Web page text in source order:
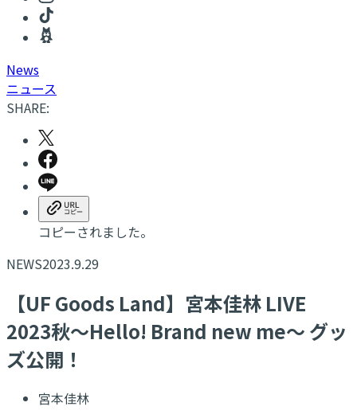
News
ニュース
SHARE:
コピーされました。
NEWS2023.9.29
【UF Goods Land】宮本佳林 LIVE
2023秋～Hello! Brand new me～ グッ
ズ公開！
宮本佳林